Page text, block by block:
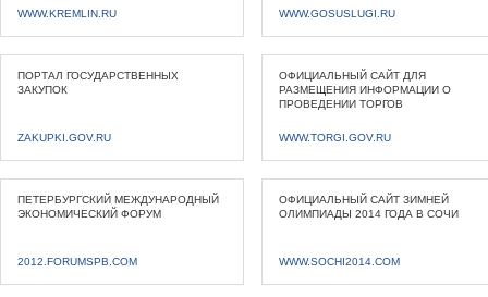
WWW.KREMLIN.RU WWW.GOSUSLUGI.RU
ПОРТАЛ ГОСУДАРСТВЕННЫХ
ЗАКУПОК
ZAKUPKI.GOV.RU
ОФИЦИАЛЬНЫЙ САЙТ ДЛЯ
РАЗМЕЩЕНИЯ ИНФОРМАЦИИ О
ПРОВЕДЕНИИ ТОРГОВ
WWW.TORGI.GOV.RU
ПЕТЕРБУРГСКИЙ МЕЖДУНАРОДНЫЙ
ЭКОНОМИЧЕСКИЙ ФОРУМ
2012.FORUMSPB.COM
ОФИЦИАЛЬНЫЙ САЙТ ЗИМНЕЙ
ОЛИМПИАДЫ 2014 ГОДА В СОЧИ
WWW.SOCHI2014.COM